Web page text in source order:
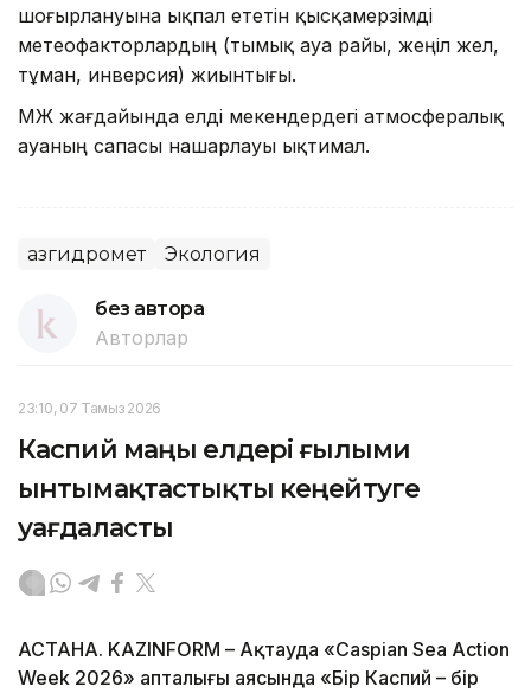
шоғырлануына ықпал ететін қысқамерзімді
метеофакторлардың (тымық ауа райы, жеңіл жел,
тұман, инверсия) жиынтығы.
ҚМЖ жағдайында елді мекендердегі атмосфералық
ауаның сапасы нашарлауы ықтимал.
Қазгидромет Экология
без автора
Авторлар
23:10, 07 Тамыз 2026
Каспий маңы елдері ғылыми
ынтымақтастықты кеңейтуге
уағдаласты
АСТАНА. KAZINFORM – Ақтауда «Caspian Sea Action
Week 2026» апталығы аясында «Бір Каспий – бір